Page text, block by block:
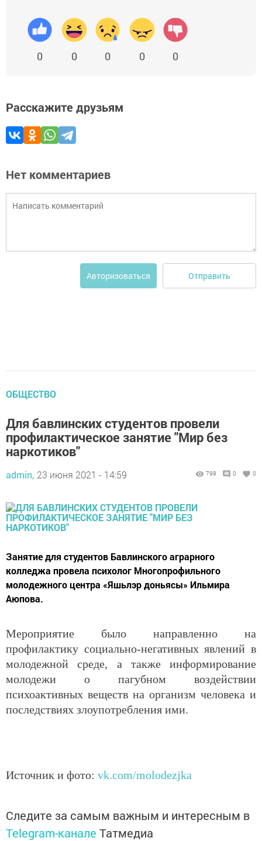
0 0 0 0 0
Расскажите друзьям
Нет комментариев
Авторизоваться Отправить
ОБЩЕСТВО
Для бавлинских студентов провели
профилактическое занятие "Мир без
наркотиков"
admin, 23 июня 2021 - 14:59 798 0 0
Занятие для студентов Бавлинского аграрного
колледжа провела психолог Многопрофильного
молодежного центра «Яшьлэр доньясы» Ильмира
Аюпова.
Мероприятие было направленно на
профилактику социально-негативных явлений в
молодежной среде, а также информирование
молодежи о пагубном воздействии
психоактивных веществ на организм человека и
последствиях злоупотребления ими.
Источник и фото: vk.com/molodezjka
Следите за самым важным и интересным в
Telegram-канале Татмедиа